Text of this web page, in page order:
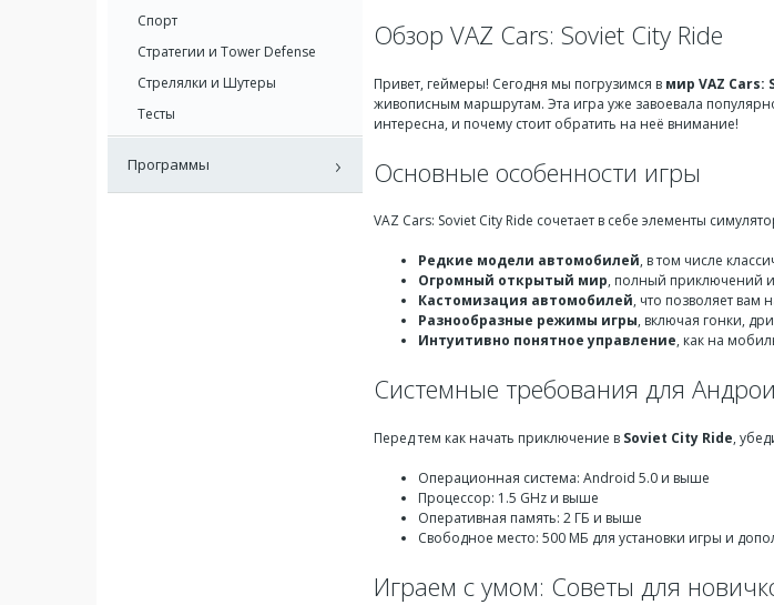
Обзор VAZ Cars: Soviet City Ride
Привет, геймеры! Сегодня мы погрузимся в мир VAZ Cars:
живописным маршрутам. Эта игра уже завоевала
интересна, и почему стоит обратить на неё внимание!
Основные особенности игры
VAZ Cars: Soviet City Ride сочетает в себе элементы
Редкие модели автомобилей, в том числе
Огромный открытый мир, полный приключений
Кастомизация автомобилей, что позволяет вам
Разнообразные режимы игры, включая гонки,
Интуитивно понятное управление, как на
Системные требования для
Перед тем как начать приключение в Soviet City Ride,
Операционная система: Android 5.0 и выше
Процессор: 1.5 GHz и выше
Оперативная память: 2 ГБ и выше
Свободное место: 500 МБ для установки игры и
Играем с умом: Советы для
Спорт
Стратегии и Tower Defense
Стрелялки и Шутеры
Тесты
Программы